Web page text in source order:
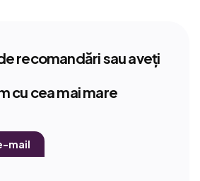
recomandări sau aveți
cu cea mai mare
mail